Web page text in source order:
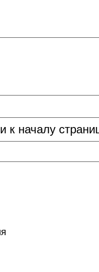
к началу